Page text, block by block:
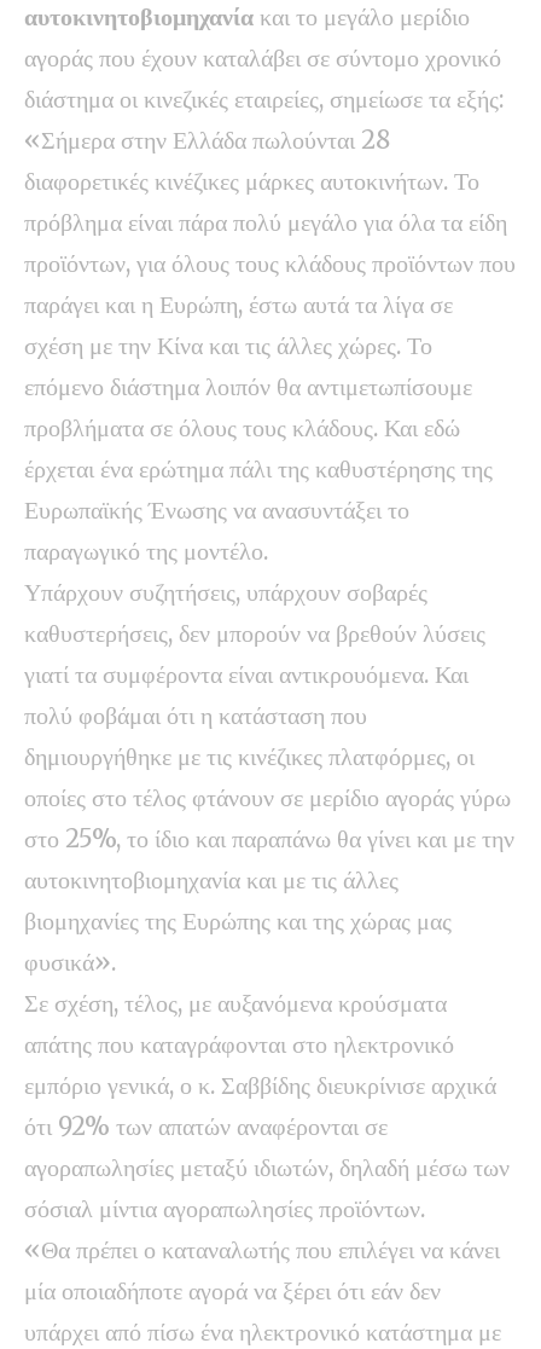
αυτοκινητοβιομηχανία και το μεγάλο μερίδιο
αγοράς που έχουν καταλάβει σε σύντομο χρονικό
διάστημα οι κινεζικές εταιρείες, σημείωσε τα εξής:
«Σήμερα στην Ελλάδα πωλούνται 28
διαφορετικές κινέζικες μάρκες αυτοκινήτων. Το
πρόβλημα είναι πάρα πολύ μεγάλο για όλα τα είδη
προϊόντων, για όλους τους κλάδους προϊόντων που
παράγει και η Ευρώπη, έστω αυτά τα λίγα σε
σχέση με την Κίνα και τις άλλες χώρες. Το
επόμενο διάστημα λοιπόν θα αντιμετωπίσουμε
προβλήματα σε όλους τους κλάδους. Και εδώ
έρχεται ένα ερώτημα πάλι της καθυστέρησης της
Ευρωπαϊκής Ένωσης να ανασυντάξει το
παραγωγικό της μοντέλο.
Υπάρχουν συζητήσεις, υπάρχουν σοβαρές
καθυστερήσεις, δεν μπορούν να βρεθούν λύσεις
γιατί τα συμφέροντα είναι αντικρουόμενα. Και
πολύ φοβάμαι ότι η κατάσταση που
δημιουργήθηκε με τις κινέζικες πλατφόρμες, οι
οποίες στο τέλος φτάνουν σε μερίδιο αγοράς γύρω
στο 25%, το ίδιο και παραπάνω θα γίνει και με την
αυτοκινητοβιομηχανία και με τις άλλες
βιομηχανίες της Ευρώπης και της χώρας μας
φυσικά».
Σε σχέση, τέλος, με αυξανόμενα κρούσματα
απάτης που καταγράφονται στο ηλεκτρονικό
εμπόριο γενικά, ο κ. Σαββίδης διευκρίνισε αρχικά
ότι 92% των απατών αναφέρονται σε
αγοραπωλησίες μεταξύ ιδιωτών, δηλαδή μέσω των
σόσιαλ μίντια αγοραπωλησίες προϊόντων.
«Θα πρέπει ο καταναλωτής που επιλέγει να κάνει
μία οποιαδήποτε αγορά να ξέρει ότι εάν δεν
υπάρχει από πίσω ένα ηλεκτρονικό κατάστημα με